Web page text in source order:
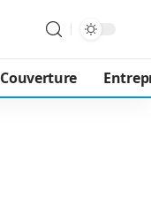
Couverture